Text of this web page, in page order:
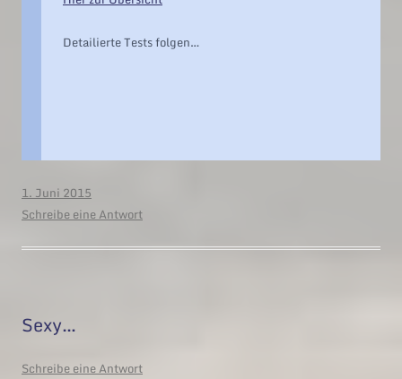
Detailierte Tests folgen…
1. Juni 2015
Schreibe eine Antwort
Sexy…
Schreibe eine Antwort